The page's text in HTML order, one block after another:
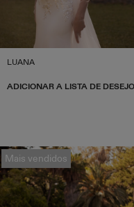
LUANA
ADICIONAR A LISTA DE
Mais vendidos